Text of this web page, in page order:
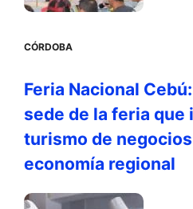
CÓRDOBA
Feria Nacional
sede de la feria que
turismo de
economía regional